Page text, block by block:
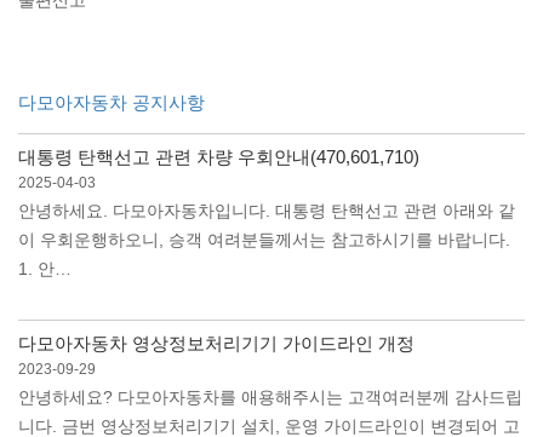
다모아자동차 공지사항
대통령 탄핵선고 관련 차량 우회안내(470,601,710)
2025-04-03
안녕하세요. 다모아자동차입니다. 대통령 탄핵선고 관련 아래와 같
이 우회운행하오니, 승객 여려분들께서는 참고하시기를 바랍니다.
1. 안…
다모아자동차 영상정보처리기기 가이드라인 개정
2023-09-29
안녕하세요? 다모아자동차를 애용해주시는 고객여러분께 감사드립
니다. 금번 영상정보처리기기 설치, 운영 가이드라인이 변경되어 고